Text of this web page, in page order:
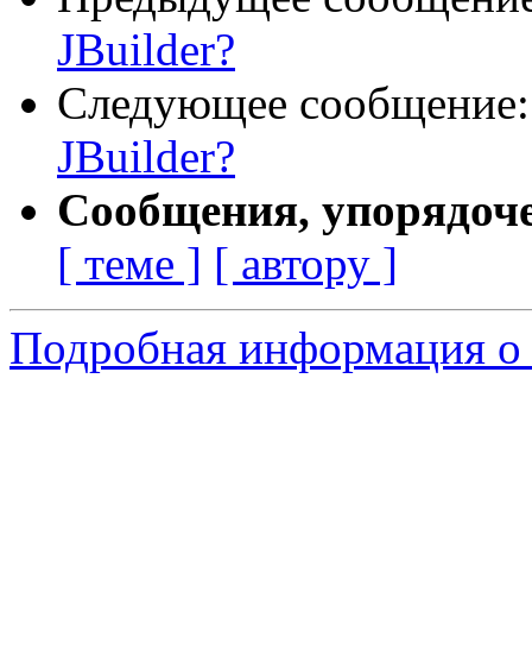
JBuilder?
Следующее
JBuilder?
Сообщения,
[ теме ] [ автору ]
Подробная информация о